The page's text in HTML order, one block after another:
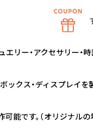
エリー・アクセサリー
ックス・ディスプレイを
可能です。（オリジナ